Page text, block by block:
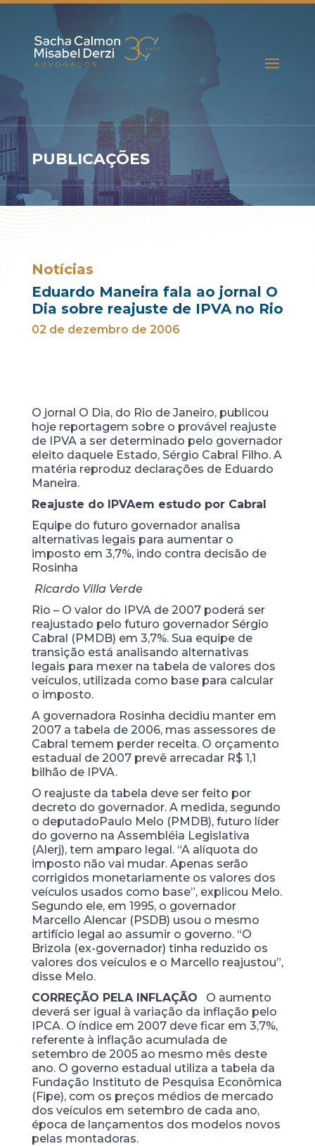
PUBLICAÇÕES
Notícias
Eduardo Maneira fala ao jornal O
Dia sobre reajuste de IPVA no Rio
02 de dezembro de 2006
O jornal O Dia, do Rio de Janeiro, publicou
hoje reportagem sobre o provável reajuste
de IPVA a ser determinado pelo governador
eleito daquele Estado, Sérgio Cabral Filho. A
matéria reproduz declarações de Eduardo
Maneira.
Reajuste do IPVAem estudo por Cabral
Equipe do futuro governador analisa
alternativas legais para aumentar o
imposto em 3,7%, indo contra decisão de
Rosinha
Ricardo Villa Verde
Rio – O valor do IPVA de 2007 poderá ser
reajustado pelo futuro governador Sérgio
Cabral (PMDB) em 3,7%. Sua equipe de
transição está analisando alternativas
legais para mexer na tabela de valores dos
veículos, utilizada como base para calcular
o imposto.
A governadora Rosinha decidiu manter em
2007 a tabela de 2006, mas assessores de
Cabral temem perder receita. O orçamento
estadual de 2007 prevê arrecadar R$ 1,1
bilhão de IPVA.
O reajuste da tabela deve ser feito por
decreto do governador. A medida, segundo
o deputadoPaulo Melo (PMDB), futuro líder
do governo na Assembléia Legislativa
(Alerj), tem amparo legal. “A alíquota do
imposto não vai mudar. Apenas serão
corrigidos monetariamente os valores dos
veículos usados como base”, explicou Melo.
Segundo ele, em 1995, o governador
Marcello Alencar (PSDB) usou o mesmo
artifício legal ao assumir o governo. “O
Brizola (ex-governador) tinha reduzido os
valores dos veículos e o Marcello reajustou”,
disse Melo.
CORREÇÃO PELA INFLAÇÃO
O aumento
deverá ser igual à variação da inflação pelo
IPCA. O índice em 2007 deve ficar em 3,7%,
referente à inflação acumulada de
setembro de 2005 ao mesmo mês deste
ano. O governo estadual utiliza a tabela da
Fundação Instituto de Pesquisa Econômica
(Fipe), com os preços médios de mercado
dos veículos em setembro de cada ano,
época de lançamentos dos modelos novos
pelas montadoras.